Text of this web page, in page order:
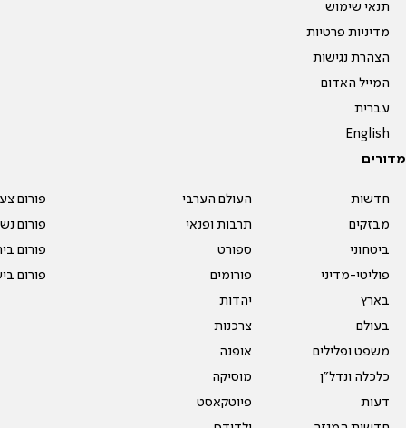
תנאי שימוש
מדיניות פרטיות
הצהרת נגישות
המייל האדום
עברית
English
מדורים
חדשות
מבזקים
ביטחוני
פוליטי-מדיני
בארץ
בעולם
משפט ופלילים
כלכלה ונדל"ן
דעות
העולם הערבי
תרבות ופנאי
ספורט
פורומים
יהדות
צרכנות
אופנה
מוסיקה
פיוטקאסט
פורום
פורום
פורום
פורום